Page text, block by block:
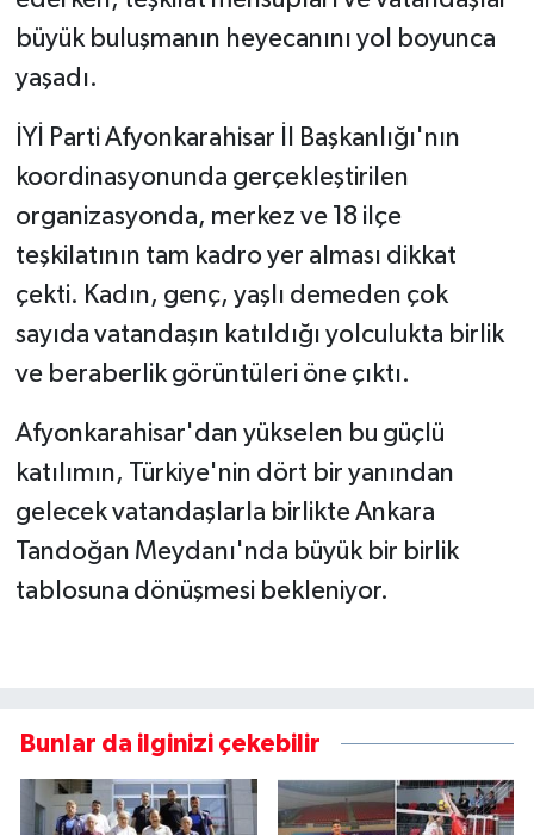
büyük buluşmanın heyecanını yol boyunca
yaşadı.
İYİ Parti Afyonkarahisar İl Başkanlığı'nın
koordinasyonunda gerçekleştirilen
organizasyonda, merkez ve 18 ilçe
teşkilatının tam kadro yer alması dikkat
çekti. Kadın, genç, yaşlı demeden çok
sayıda vatandaşın katıldığı yolculukta birlik
ve beraberlik görüntüleri öne çıktı.
Afyonkarahisar'dan yükselen bu güçlü
katılımın, Türkiye'nin dört bir yanından
gelecek vatandaşlarla birlikte Ankara
Tandoğan Meydanı'nda büyük bir birlik
tablosuna dönüşmesi bekleniyor.
Bunlar da ilginizi çekebilir